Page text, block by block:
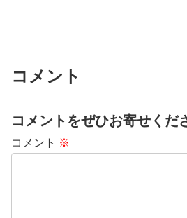
コメント
コメントをぜひお寄せくだ
コメント ※